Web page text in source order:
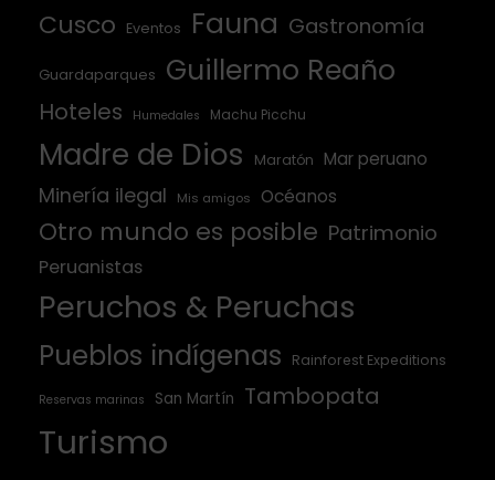
Cusco Eventos Fauna Gastronomía
Guardaparques Guillermo Reaño
Hoteles Humedales Machu Picchu
Madre de Dios Maratón Mar peruano
Minería ilegal Mis amigos Océanos
Otro mundo es posible Patrimonio
Peruanistas
Peruchos & Peruchas
Pueblos indígenas Rainforest Expeditions
Reservas marinas San Martín Tambopata
Turismo